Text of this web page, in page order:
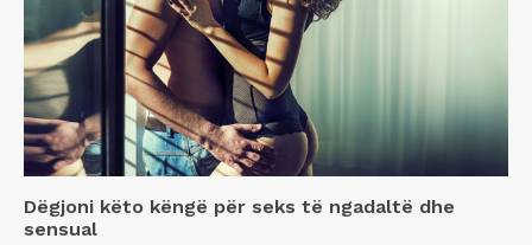
Dëgjoni këto këngë për seks të ngadaltë dhe
sensual